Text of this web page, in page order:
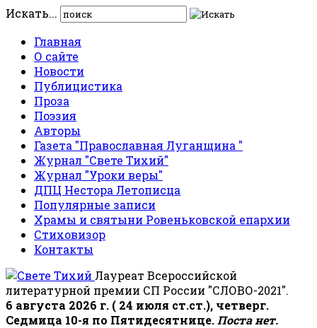
Искать...
Главная
О сайте
Новости
Публицистика
Проза
Поэзия
Авторы
Газета "Православная Луганщина "
Журнал "Свете Тихий"
Журнал "Уроки веры"
ДПЦ Нестора Летописца
Популярные записи
Храмы и святыни Ровеньковской епархии
Стиховизор
Контакты
Лауреат Всероссийской
литературной премии СП России "СЛОВО-2021".
6 августа 2026 г. ( 24 июля ст.ст.), четверг.
Седмица 10-я по Пятидесятнице. Поста нет.